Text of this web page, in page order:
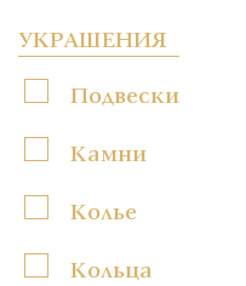
УКРАШЕНИЯ
Подвески
Камни
Колье
Кольца